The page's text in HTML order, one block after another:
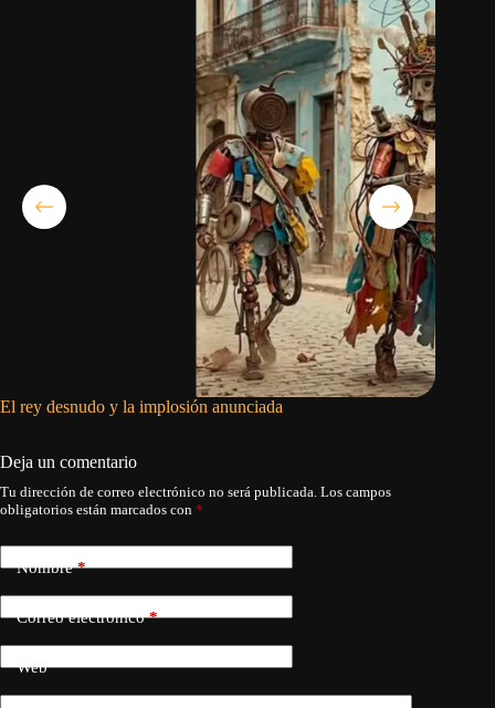
El rey desnudo y la implosión anunciada
Deja un comentario
Tu dirección de correo electrónico no será publicada. Los campos
obligatorios están marcados con *
Nombre*
Correo electrónico*
Web